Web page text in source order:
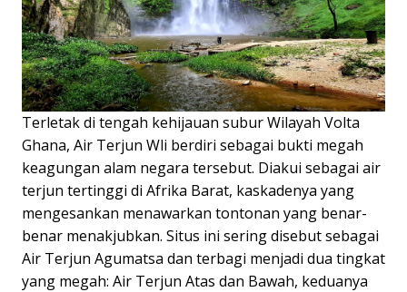
Terletak di tengah kehijauan subur Wilayah Volta
Ghana, Air Terjun Wli berdiri sebagai bukti megah
keagungan alam negara tersebut. Diakui sebagai air
terjun tertinggi di Afrika Barat, kaskadenya yang
mengesankan menawarkan tontonan yang benar-
benar menakjubkan. Situs ini sering disebut sebagai
Air Terjun Agumatsa dan terbagi menjadi dua tingkat
yang megah: Air Terjun Atas dan Bawah, keduanya